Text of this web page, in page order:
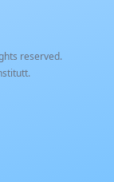
reserved.